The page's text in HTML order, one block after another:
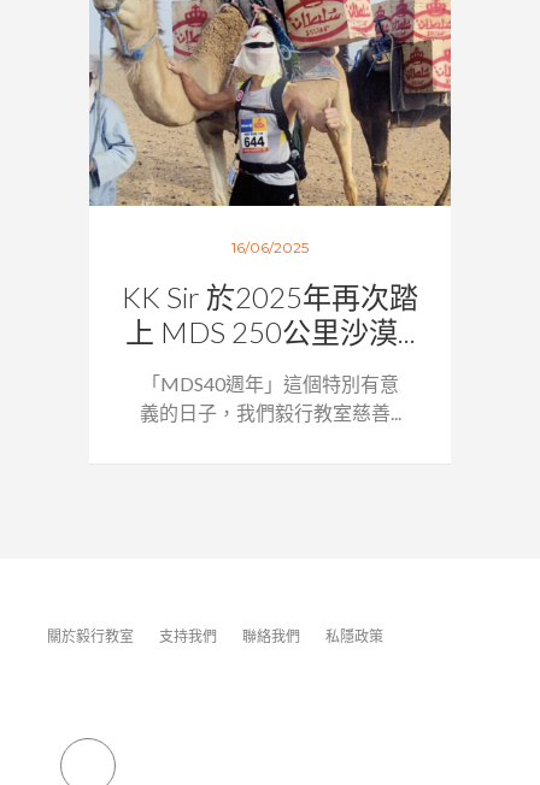
16/06/2025
KK Sir 於2025年再次踏
上 MDS 250公里沙漠...
「MDS40週年」這個特別有意
義的日子，我們毅行教室慈善...
關於毅行教室 支持我們 聯絡我們 私隱政策